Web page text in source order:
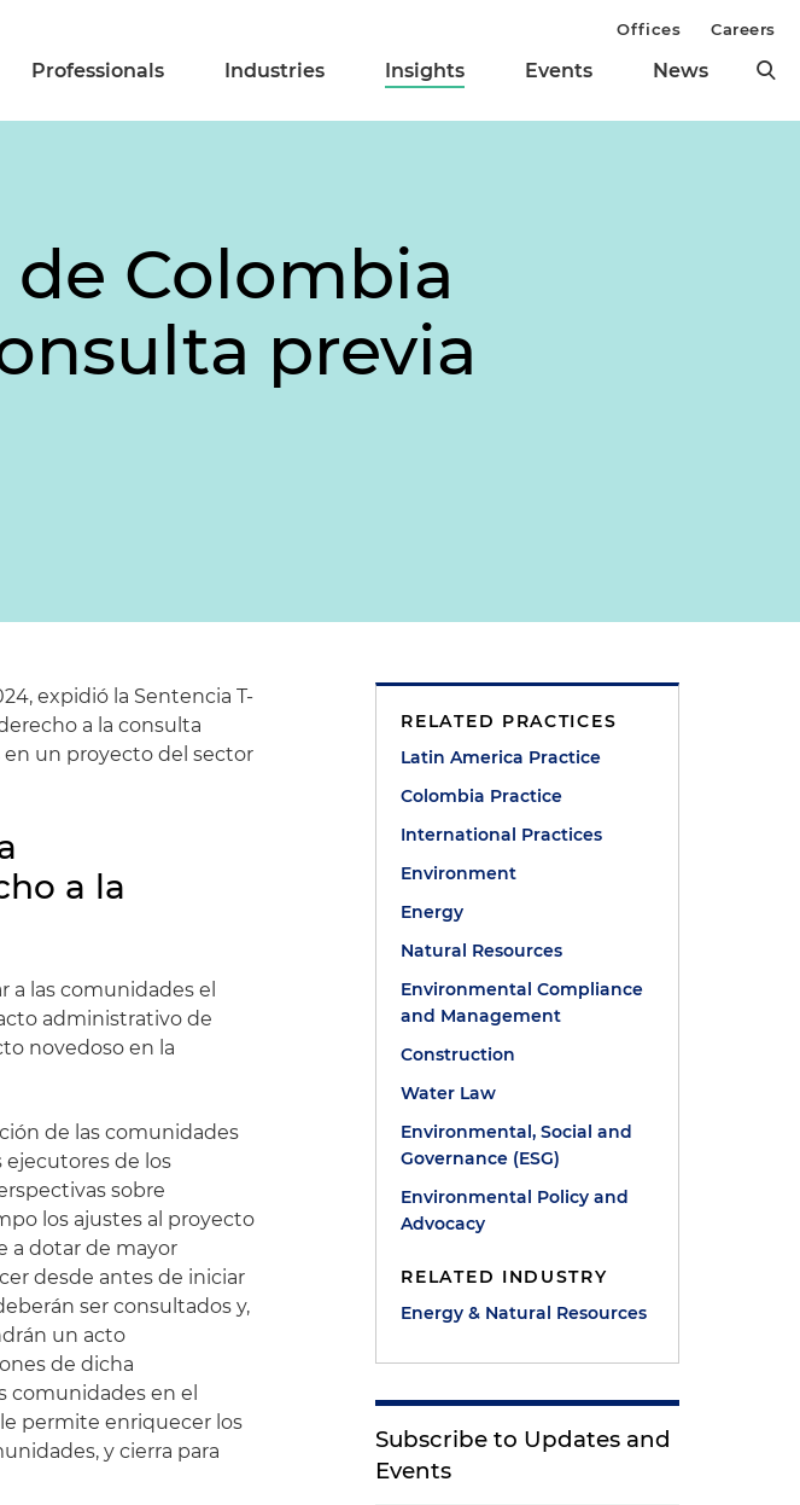
Professionals Industries Insights Events News
Offices Careers
Colombia
previa
expidió la Sentencia T-
a la consulta
un proyecto del sector
a la
a las comunidades el
administrativo de
novedoso en la
de las comunidades
de los
sobre
los ajustes al proyecto
a dotar de mayor
desde antes de iniciar
ser consultados y,
un acto
de dicha
comunidades en el
permite enriquecer los
y cierra para
RELATED PRACTICES
Latin America Practice
Colombia Practice
International Practices
Environment
Energy
Natural Resources
Environmental Compliance
and Management
Construction
Water Law
Environmental, Social and
Governance (ESG)
Environmental Policy and
Advocacy
RELATED INDUSTRY
Energy & Natural Resources
Subscribe to Updates and
Events